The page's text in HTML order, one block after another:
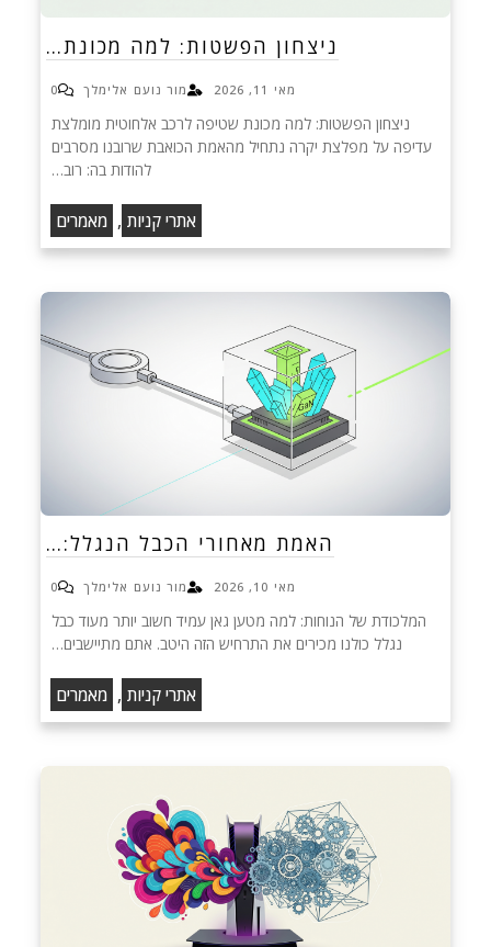
ניצחון הפשטות: למה מכונת…
מאי 11, 2026 מור נועם אלימלך 0
ניצחון הפשטות: למה מכונת שטיפה לרכב אלחוטית מומלצת
עדיפה על מפלצת יקרה נתחיל מהאמת הכואבת שרובנו מסרבים
להודות בה: רוב…
אתרי קניות , מאמרים
האמת מאחורי הכבל הנגלל:…
מאי 10, 2026 מור נועם אלימלך 0
המלכודת של הנוחות: למה מטען גאן עמיד חשוב יותר מעוד כבל
נגלל כולנו מכירים את התרחיש הזה היטב. אתם מתיישבים…
אתרי קניות , מאמרים